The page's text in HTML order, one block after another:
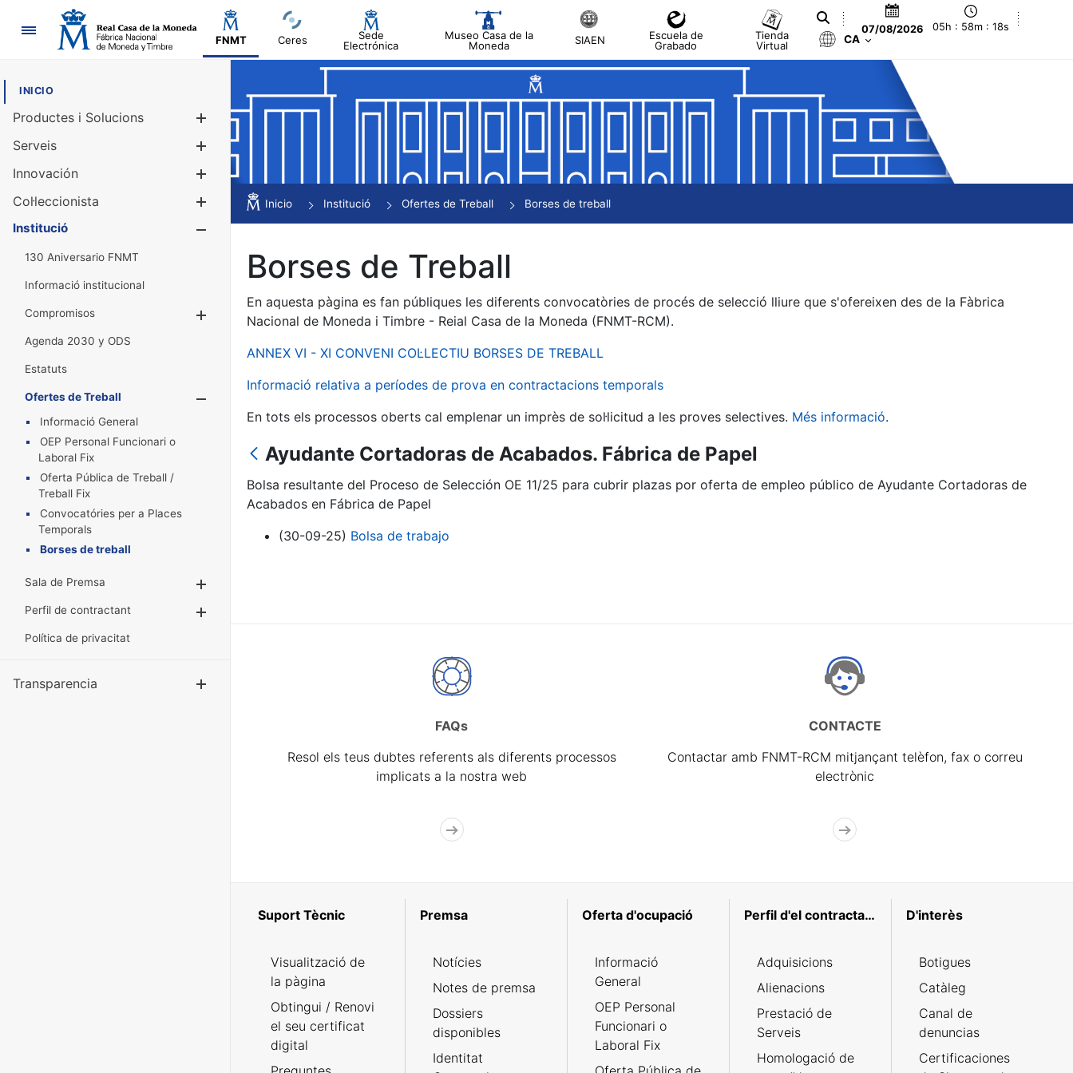
Navegació
FNMT Ceres
Sede
Electrónica
Museo Casa de la
Moneda
SIAEN
Escuela de
Grabado
Tienda
Virtual
07/08/2026 05h : 58m : 18s
CA
INICIO
Productes i Solucions
Mostra/Amaga
Serveis
Innovación
Col·leccionista
Mostra/Amaga
Institució
130 Aniversario FNMT
Informació institucional
Compromisos
Mostra/Amaga
Agenda 2030 y ODS
Estatuts
Ofertes de Treball
Informació General
OEP Personal Funcionari o
Laboral Fix
Oferta Pública de Treball /
Treball Fix
Convocatóries per a Places
Temporals
Borses de treball
Sala de Premsa
Perfil de contractant
Política de privacitat
Transparencia
Inicio Institució Ofertes de Treball Borses de treball
Borses de Treball
En aquesta pàgina es fan públiques les diferents convocatòries de procés de selecció lliure que s'ofereixen des de la Fàbrica
Nacional de Moneda i Timbre - Reial Casa de la Moneda (FNMT-RCM).
ANNEX VI - XI CONVENI COL·LECTIU BORSES DE TREBALL
Informació relativa a períodes de prova en contractacions temporals
En tots els processos oberts cal emplenar un imprès de sol·licitud a les proves selectives. Més informació.
Ayudante Cortadoras de Acabados. Fábrica de Papel
Bolsa resultante del Proceso de Selección OE 11/25 para cubrir plazas por oferta de empleo público de Ayudante Cortadoras de
Acabados en Fábrica de Papel
(30-09-25) Bolsa de trabajo
FAQs
Resol els teus dubtes referents als diferents processos
implicats a la nostra web
CONTACTE
Contactar amb FNMT-RCM mitjançant telèfon, fax o correu
electrònic
Suport Tècnic
Visualització de
la pàgina
Obtingui / Renovi
el seu certificat
digital
Premsa
Notícies
Notes de premsa
Dossiers
disponibles
Identitat
Oferta d'ocupació
Informació
General
OEP Personal
Funcionari o
Laboral Fix
Perfil d'el contractant
Adquisicions
Alienacions
Prestació de
Serveis
Homologació de
D'interès
Botigues
Catàleg
Canal de
denuncias
Certificaciones